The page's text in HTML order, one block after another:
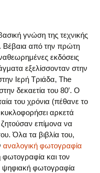
γνώση της τεχνικής
Βέβαια από την πρώτη
εκδόσεις
εξελίσσονταν στην
Ιερή Τριάδα, The
δεκαετία του 80′. Ο
του χρόνια (πέθανε το
αρκετά
ζητούσαν επίμονα να
Όλα τα βιβλία του,
αναλογική φωτογραφία
φωτογραφία και τον
ψηφιακή φωτογραφία